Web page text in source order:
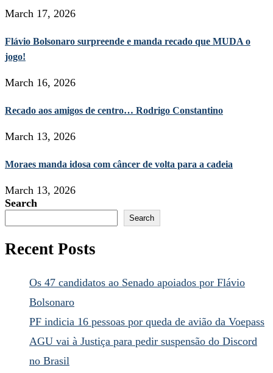
March 17, 2026
Flávio Bolsonaro surpreende e manda recado que MUDA o
jogo!
March 16, 2026
Recado aos amigos de centro… Rodrigo Constantino
March 13, 2026
Moraes manda idosa com câncer de volta para a cadeia
March 13, 2026
Search
Search
Recent Posts
Os 47 candidatos ao Senado apoiados por Flávio
Bolsonaro
PF indicia 16 pessoas por queda de avião da Voepass
AGU vai à Justiça para pedir suspensão do Discord
no Brasil